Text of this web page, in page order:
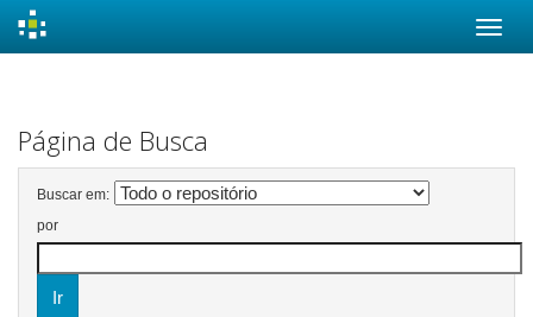
Página de Busca
Buscar em:
por